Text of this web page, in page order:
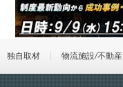
独自取材 物流施設/不動産